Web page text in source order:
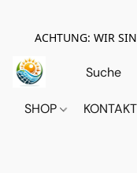
ACHTUNG: WIR
SHOP KONTAKT